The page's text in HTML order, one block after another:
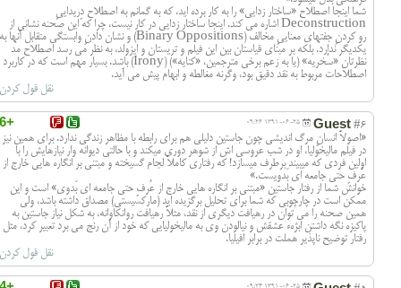
شما اینجا اصطلاح «ساختار زدایی» را به کار برده اید، که به گمانم به اصطلاح دِریداییِ
Deconstruction اشاره می کند. اینجا ساختار زدایی در کار نیست، چرا که این صحنه نشانی از
رو کردنِ جفتهای معناییِ مخالف (Binary Oppositions) و نشان دادنِ وابستگی متقابل آنها به
یکدیگر ندارد. بلکه بر مبنای قیاستان بین این فیلم و تریستان و ایزولد، به نظر می رسد اصطلاح مد
نظرتان «سُخریه» (یا به زعم برخی مترجمین، «کنایه») (Irony) باشد. بسیار مهم است که در کاربرد
اصطلاحات مربوط به نقد دقیق بود، وگرنه مغالطه و ابهام پیش می آید.
نقل قول کردن
+6 #6
Guest
1391-06-25 09:26
«اصولاً انسانِ مرگ اندیشی چون جاستین دلیلی هم برای رابطه با مظاهر زندگی ندارد. برای همین نیز
در فیلم مالیخولیا، او در شب عروسی اش از شوهر دوری میکند و با حالتی دیوانه وار نیازهایش را با
اولین فردی که میبیند برطرف میسازد! که رفتاری کاملاً لجام گسیخته و مبتنی بر انگاره هایی خارج از
عُرفِ حتی جامعه ای بَدویست.»
خوانش شما از رفتار جاستین «مبتنی بر انگاره هایی خارج از عُرفِ حتی جامعه ای بَدوی» است و این
ممکن است در چارچوبی که شما برای تحلیل برگزیده اید (مارکسیستی) مصداق داشته باشد، ولی
همین صحنه را می توان در رهیافت دیگری از نقد، مثلاً رهیافت روانکاوانه، به شکل نیاز جاستین به
پاکیزه نگه داشتن ابژهء عشقش و نیالودن وی به مالیخولیایی که خود از آن رنج می برد تعبیر کرد، مثل
رفتار توضیح ناپذیر هملت در برابر افیلیا.
نقل قول کردن
1391-06-25 09:24